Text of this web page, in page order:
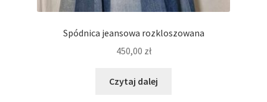
Spódnica jeansowa rozkloszowana
450,00 zł
Czytaj dalej